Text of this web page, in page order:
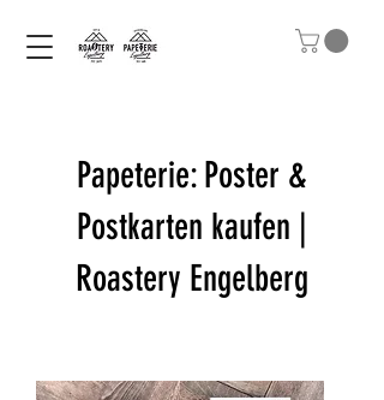
Papeterie: Poster &
Postkarten kaufen |
Roastery Engelberg